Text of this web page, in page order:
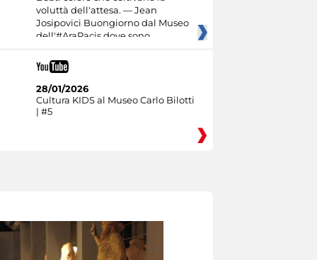
voluttà dell'attesa. — Jean
Josipovici Buongiorno dal Museo
dell'#AraPacis dove sono
28/01/2026
Cultura KIDS al Museo Carlo Bilotti
| #5